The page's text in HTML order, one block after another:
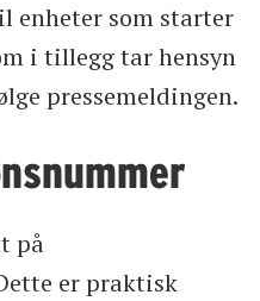
enheter som starter
i tillegg tar hensyn
pressemeldingen.
på
er praktisk